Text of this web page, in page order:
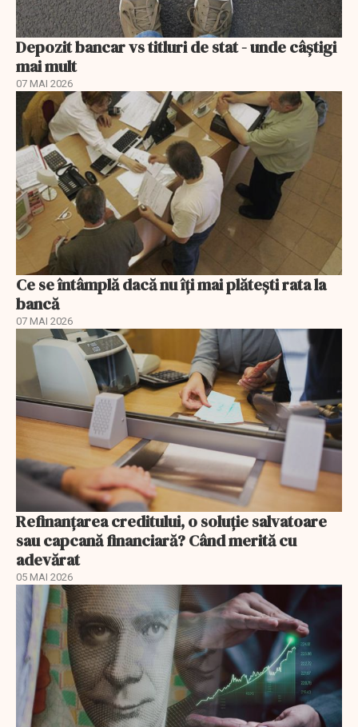
Depozit bancar vs titluri de stat - unde câștigi
mai mult
07 MAI 2026
Ce se întâmplă dacă nu îți mai plătești rata la
bancă
07 MAI 2026
Refinanțarea creditului, o soluție salvatoare
sau capcană financiară? Când merită cu
adevărat
05 MAI 2026